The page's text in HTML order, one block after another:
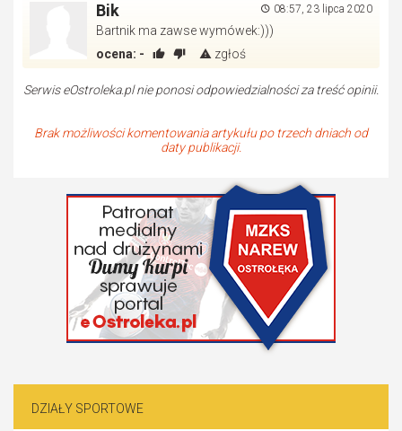
08:57, 23 lipca 2020
Bik
Bartnik ma zawse wymówek:)))
ocena: - zgłoś
Serwis eOstroleka.pl nie ponosi odpowiedzialności za treść opinii.
Brak możliwości komentowania artykułu po trzech dniach od
daty publikacji.
DZIAŁY SPORTOWE